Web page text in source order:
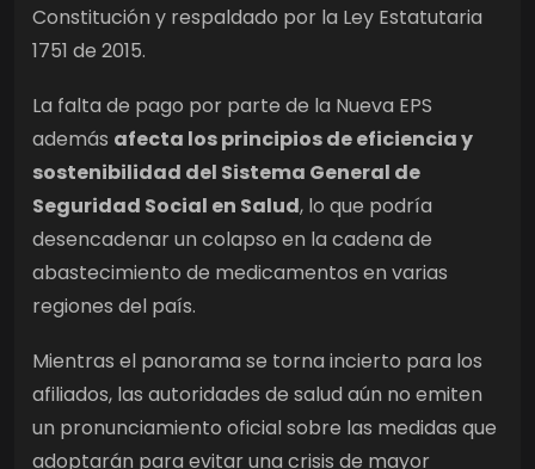
Constitución y respaldado por la Ley Estatutaria
1751 de 2015.
La falta de pago por parte de la Nueva EPS
además afecta los principios de eficiencia y
sostenibilidad del Sistema General de
Seguridad Social en Salud, lo que podría
desencadenar un colapso en la cadena de
abastecimiento de medicamentos en varias
regiones del país.
Mientras el panorama se torna incierto para los
afiliados, las autoridades de salud aún no emiten
un pronunciamiento oficial sobre las medidas que
adoptarán para evitar una crisis de mayor